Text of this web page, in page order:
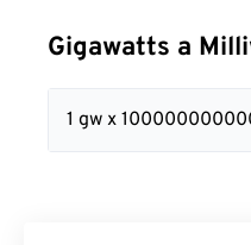
Gigawatts a
1 gw x